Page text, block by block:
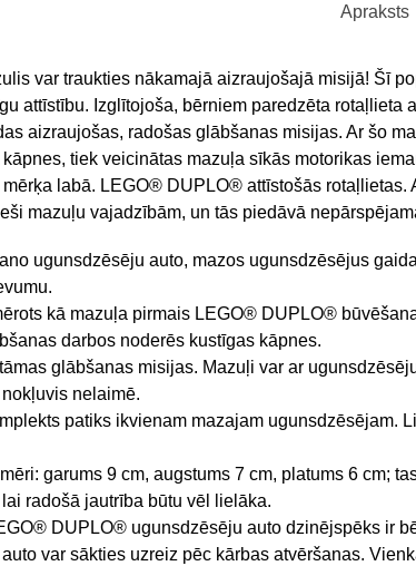
Apraksts
var traukties nākamajā aizraujošajā misijā! Šī
attīstību. Izglītojoša, bērniem paredzēta
aizraujošas, radošas glābšanas misijas. Ar šo
tiek veicinātas mazuļa sīkās motorikas
labā. LEGO® DUPLO® attīstošās
mazuļu vajadzībām, un tās piedāvā
ugunsdzēsēju auto, mazos ugunsdzēsējus
kā mazuļa pirmais LEGO® DUPLO®
darbos noderēs kustīgas kāpnes.
glābšanas misijas. Mazuļi var ar
nelaimē.
patiks ikvienam mazajam ugunsdzēsējam.
garums 9 cm, augstums 7 cm, platums 6 cm;
radošā jautrība būtu vēl lielāka.
DUPLO® ugunsdzēsēju auto dzinējspēks ir
var sākties uzreiz pēc kārbas atvēršanas.